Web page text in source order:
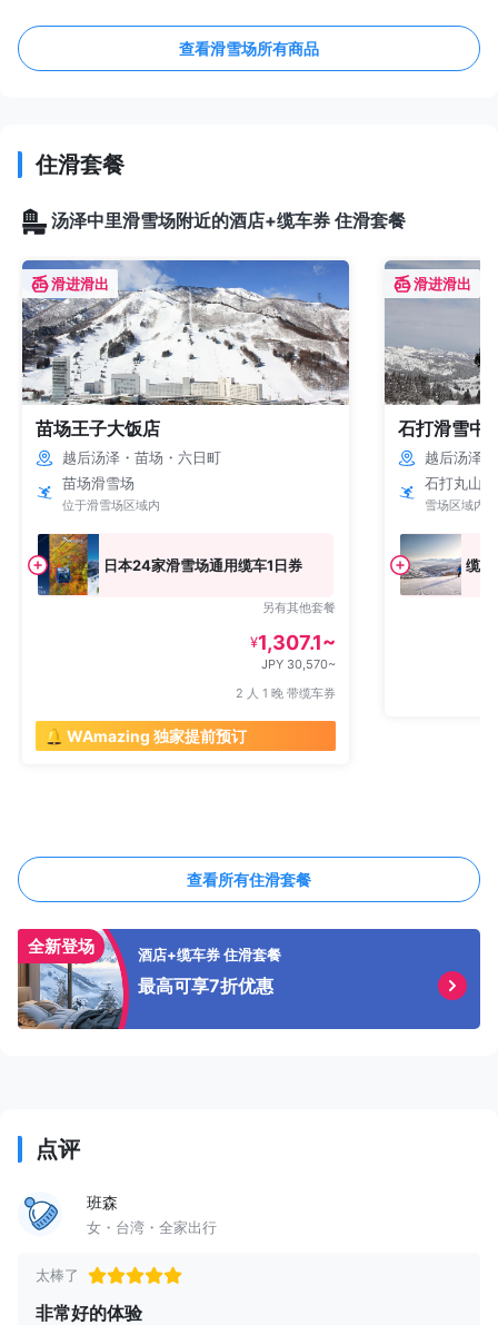
查看滑雪场所有商品
住滑套餐
汤泽中里滑雪场附近的酒店+缆车券 住滑套餐
滑进滑出
苗场王子大饭店
越后汤泽・苗场・六日町
苗场滑雪场
位于滑雪场区域内
日本24家滑雪场通用缆车1日券
另有其他套餐
¥1,307.1~
JPY 30,570~
2 人 1 晚 带缆车券
🔔 WAmazing 独家提前预订
滑进滑出
石打滑雪中
越后汤泽
石打丸山
雪场区域内
缆车
查看所有住滑套餐
全新登场 酒店+缆车券 住滑套餐
最高可享7折优惠
点评
班森
女・台湾・全家出行
太棒了
非常好的体验